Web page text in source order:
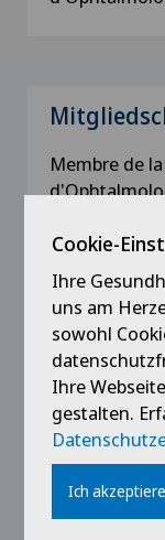
Membre de
Membre de
Refractive
Membre de
Membre du
Cookie-
Ihre
uns am
sowohl
Ihre
gestalten.
Ich